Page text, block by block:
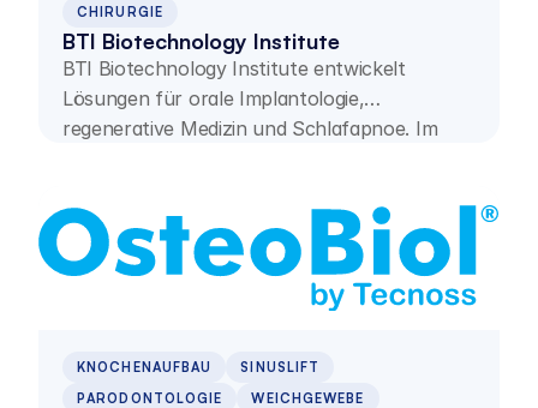
CHIRURGIE
BTI Biotechnology Institute
BTI Biotechnology Institute entwickelt
Lösungen für orale Implantologie,
regenerative Medizin und Schlafapnoe. Im
von Fachpersonen.
KNOCHENAUFBAU
SINUSLIFT
PARODONTOLOGIE
WEICHGEWEBE